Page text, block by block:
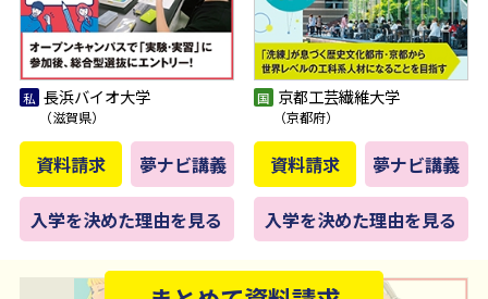
長浜バイオ大学
（滋賀県）
資料請求 夢ナビ講義
入学を決めた理由を見る
京都工芸繊維大学
（京都府）
資料請求 夢ナビ講義
入学を決めた理由を見る